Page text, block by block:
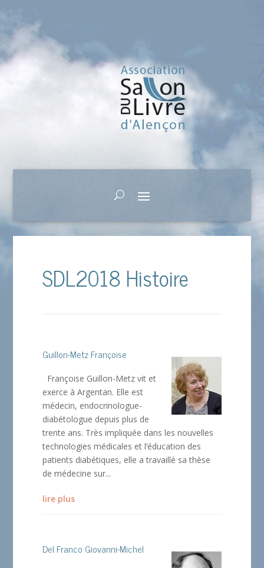
SDL2018 Histoire
Guillon-Metz Françoise
Françoise Guillon-Metz vit et
exerce à Argentan. Elle est
médecin, endocrinologue-
diabétologue depuis plus de
trente ans. Très impliquée dans les nouvelles
technologies médicales et l’éducation des
patients diabétiques, elle a travaillé sa thèse
de médecine sur...
lire plus
Del Franco Giovanni-Michel